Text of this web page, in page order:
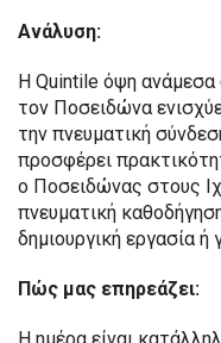
Ανάλυση:
Η Quintile όψη ανάμεσα
τον Ποσειδώνα
την πνευματική
προσφέρει
ο Ποσειδώνας στους
πνευματική
δημιουργική εργασία ή
Πώς μας επηρεάζει: